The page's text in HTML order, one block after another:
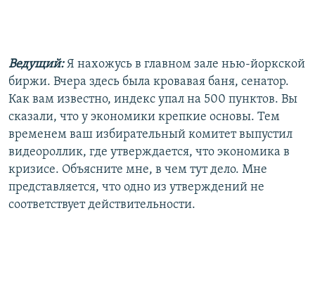
Ведущий:Я нахожусь в главном зале нью-йоркской
биржи. Вчера здесь была кровавая баня, сенатор.
Как вам известно, индекс упал на 500 пунктов. Вы
сказали, что у экономики крепкие основы. Тем
временем ваш избирательный комитет выпустил
видеороллик, где утверждается, что экономика в
кризисе. Объясните мне, в чем тут дело. Мне
представляется, что одно из утверждений не
соответствует действительности.